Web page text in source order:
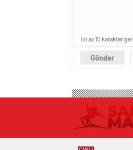
Gönder
En az 10 karakter